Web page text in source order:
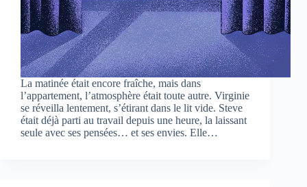
La matinée était encore fraîche, mais dans
l’appartement, l’atmosphère était toute autre. Virginie
se réveilla lentement, s’étirant dans le lit vide. Steve
était déjà parti au travail depuis une heure, la laissant
seule avec ses pensées… et ses envies. Elle…